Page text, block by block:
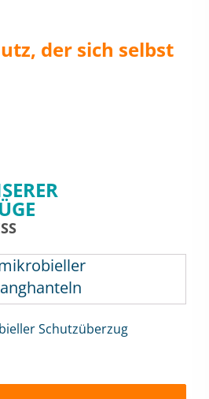
der sich selbst
Schutzüberzug